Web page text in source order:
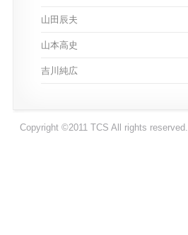
山田辰夫
山本高史
吉川純広
Copyright ©2011 TCS All rights reserved.